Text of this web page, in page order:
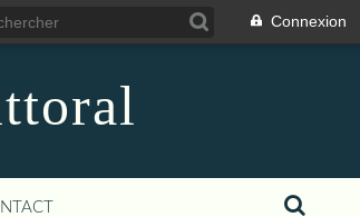
Connexion